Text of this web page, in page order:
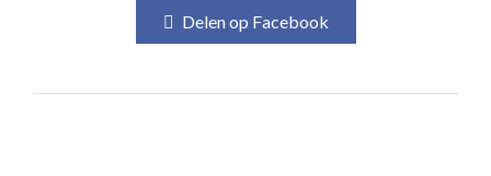
Delen op Facebook